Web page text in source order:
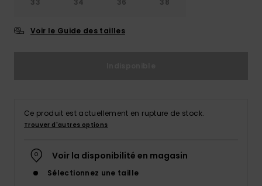
Voir le Guide des tailles
Ce produit est actuellement en rupture de stock.
Trouver d'autres options
Voir la disponibilité en magasin
Sélectionnez une taille